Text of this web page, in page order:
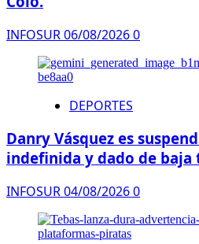
INFOSUR06/08/20260
DEPORTES
Danry Vásquez es
indefinida y dado de
INFOSUR04/08/20260